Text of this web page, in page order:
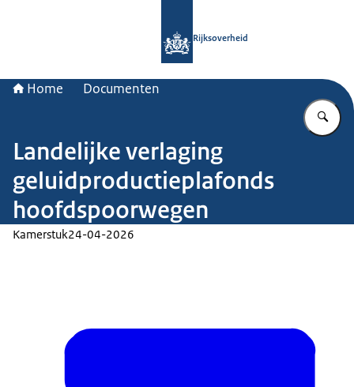
Rijksoverheid
Home Documenten
Landelijke verlaging
geluidproductieplafonds
hoofdspoorwegen
Kamerstuk24-04-2026